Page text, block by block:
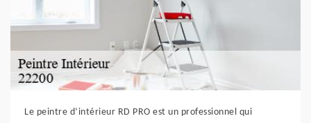
Le peintre d’intérieur RD PRO est un professionnel qui